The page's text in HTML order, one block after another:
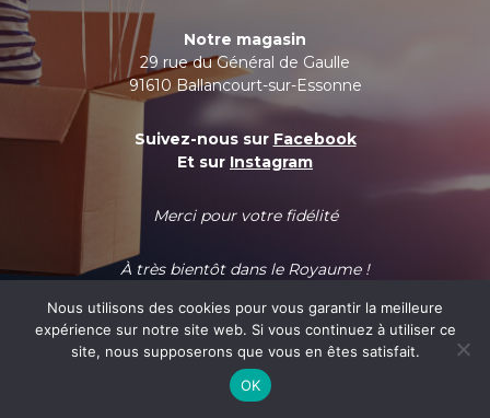
Notre magasin
29 rue du Général de Gaulle
91610 Ballancourt-sur-Essonne
Suivez-nous sur Facebook
Et sur Instagram
Merci pour votre fidélité
À très bientôt dans le Royaume !
Nous utilisons des cookies pour vous garantir la meilleure
expérience sur notre site web. Si vous continuez à utiliser ce
site, nous supposerons que vous en êtes satisfait.
OK